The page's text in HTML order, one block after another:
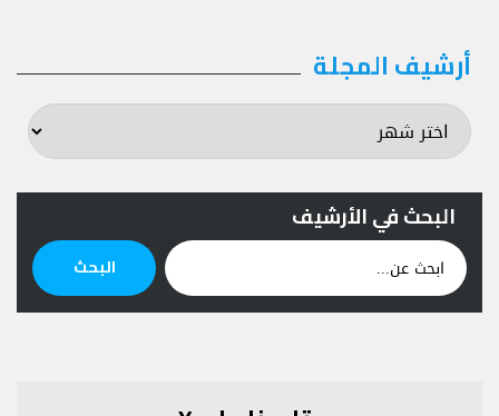
أرشيف المجلة أرشيف
المجلة
البحث في الأرشيف
عن:
البحث